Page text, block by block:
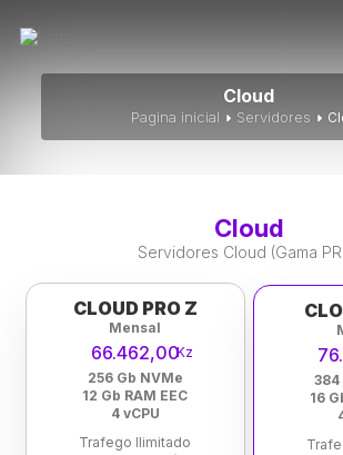
Cloud
Pagina inicial Servidores
Cloud
Servidores Cloud (Gama
CLOUD PRO Z
Mensal
Kz
66.462,00
256 Gb NVMe
12 Gb RAM EEC
4 vCPU
Trafego Ilimitado
384
16